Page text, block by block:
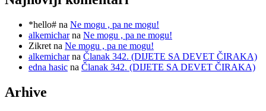
*hello# na Ne mogu , pa ne mogu!
alkemicharna Ne mogu , pa ne mogu!
Zikret na Ne mogu , pa ne mogu!
alkemicharna Članak 342. (DIJETE SA DEVET ČIRAKA)
edna hasic na Članak 342. (DIJETE SA DEVET ČIRAKA)
Arhive